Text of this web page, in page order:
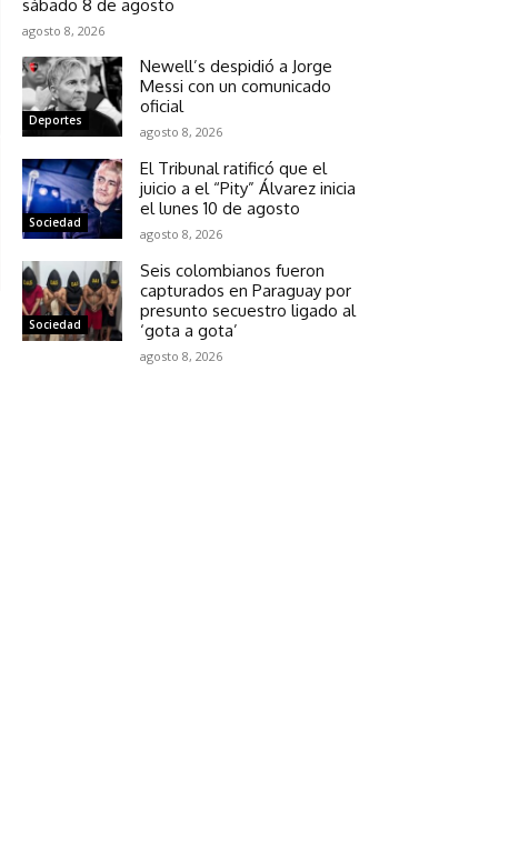
sábado 8 de agosto
agosto 8, 2026
Deportes
Newell’s despidió a Jorge
Messi con un comunicado
oficial
agosto 8, 2026
Sociedad
El Tribunal ratificó que el
juicio a el “Pity” Álvarez inicia
el lunes 10 de agosto
agosto 8, 2026
Sociedad
Seis colombianos fueron
capturados en Paraguay por
presunto secuestro ligado al
‘gota a gota’
agosto 8, 2026